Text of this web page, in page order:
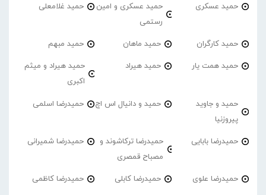
حمید عسکری
حمید عسکری و امین
رستمی
حمید غلامعلی
حمید کارگران حمید ماهان حمید مبهم
حمید همت یار حمید هیراد
حمید هیراد و میثم
اکبری
حمید و جاوید
پیروزنیا
حمید و دانیال اس اچ حمیدرضا اسلمی
حمیدرضا بابایی
حمیدرضا ترکاشوند و
مصباح قمصری
حمیدرضا شمیرانی
حمیدرضا علوی حمیدرضا کابلی حمیدرضا کاظمی